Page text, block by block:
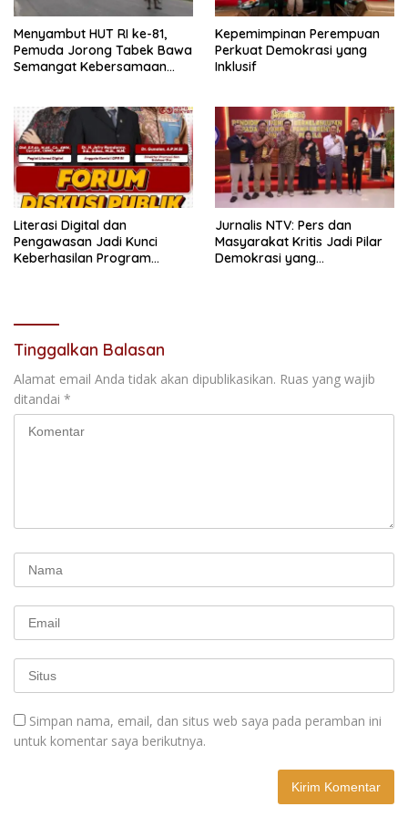
Menyambut HUT RI ke-81,
Pemuda Jorong Tabek Bawa
Semangat Kebersamaan
Kepemimpinan Perempuan
Perkuat Demokrasi yang
Inklusif
Literasi Digital dan
Pengawasan Jadi Kunci
Keberhasilan Program
Jurnalis NTV: Pers dan
Masyarakat Kritis Jadi Pilar
Demokrasi yang
Tinggalkan Balasan
Alamat email Anda tidak akan dipublikasikan. Ruas yang wajib
ditandai *
Simpan nama, email, dan situs web saya pada peramban ini
untuk komentar saya berikutnya.